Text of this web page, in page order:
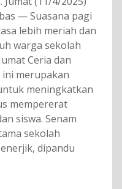
— Suasana pagi
lebih meriah dan
warga sekolah
Ceria dan
ini merupakan
meningkatkan
mempererat
siswa. Senam
sekolah
dipandu